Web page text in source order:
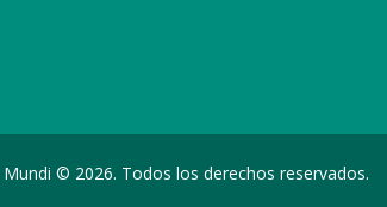
© 2026. Todos los derechos reservados.